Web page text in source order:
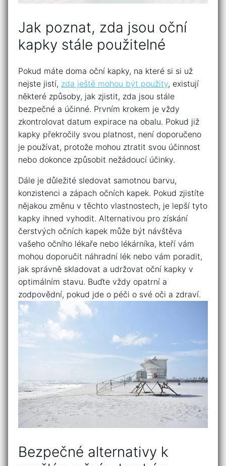
Jak poznat, zda jsou oční
kapky‍ stále⁢ použitelné
Pokud máte doma oční kapky, ⁣na které si si už
nejste ‍jistí, zda ještě mohou být použity, existují
některé ​způsoby, jak zjistit, zda​ jsou stále
bezpečné a účinné. Prvním krokem je vždy
zkontrolovat datum‌ expirace na obalu. Pokud již
kapky překročily svou platnost, není doporučeno‌
je používat, protože mohou ztratit svou účinnost
nebo dokonce způsobit nežádoucí účinky.
Dále je důležité sledovat samotnou barvu,
konzistenci a ⁣zápach očních kapek. Pokud zjistíte
nějakou změnu v‍ těchto vlastnostech, je lepší tyto
kapky ihned vyhodit. Alternativou pro získání
čerstvých očních kapek může být návštěva​
vašeho očního lékaře nebo lékárníka, kteří vám
mohou doporučit náhradní lék nebo vám poradit,
jak správně skladovat a ⁤udržovat ⁢oční kapky v
optimálním stavu. Buďte vždy opatrní ‍a
zodpovědní, pokud jde o péči o své oči ⁢a zdraví.
Bezpečné alternativy k